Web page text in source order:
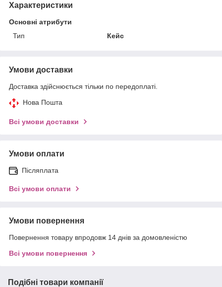
Характеристики
Основні атрибути
Тип
Кейс
Умови доставки
Доставка здійснюється тільки по передоплаті.
Нова Пошта
Всі умови доставки
Умови оплати
Післяплата
Всі умови оплати
Умови повернення
Повернення товару впродовж 14 днів за домовленістю
Всі умови повернення
Подібні товари компанії